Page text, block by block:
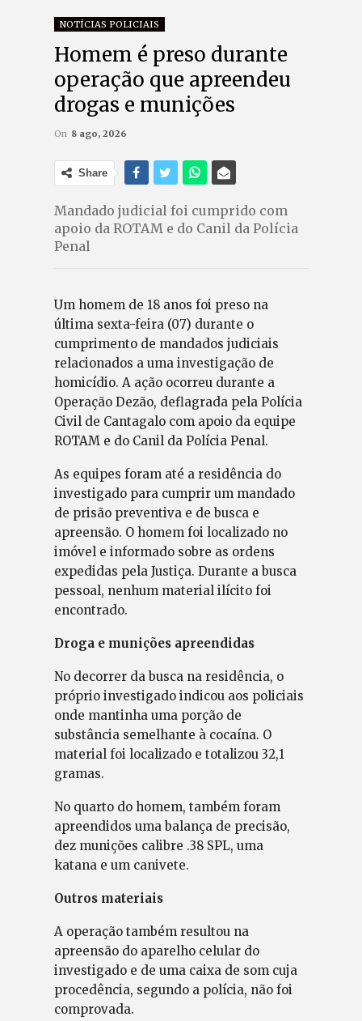
NOTÍCIAS POLICIAIS
Homem é preso durante
operação que apreendeu
drogas e munições
On 8 ago, 2026
Share
Mandado judicial foi cumprido com
apoio da ROTAM e do Canil da Polícia
Penal
Um homem de 18 anos foi preso na
última sexta-feira (07) durante o
cumprimento de mandados judiciais
relacionados a uma investigação de
homicídio. A ação ocorreu durante a
Operação Dezão, deflagrada pela Polícia
Civil de Cantagalo com apoio da equipe
ROTAM e do Canil da Polícia Penal.
As equipes foram até a residência do
investigado para cumprir um mandado
de prisão preventiva e de busca e
apreensão. O homem foi localizado no
imóvel e informado sobre as ordens
expedidas pela Justiça. Durante a busca
pessoal, nenhum material ilícito foi
encontrado.
Droga e munições apreendidas
No decorrer da busca na residência, o
próprio investigado indicou aos policiais
onde mantinha uma porção de
substância semelhante à cocaína. O
material foi localizado e totalizou 32,1
gramas.
No quarto do homem, também foram
apreendidos uma balança de precisão,
dez munições calibre .38 SPL, uma
katana e um canivete.
Outros materiais
A operação também resultou na
apreensão do aparelho celular do
investigado e de uma caixa de som cuja
procedência, segundo a polícia, não foi
comprovada.